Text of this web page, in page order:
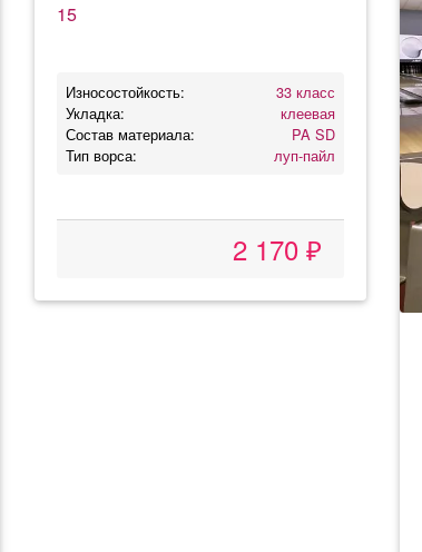
15
Износостойкость:
33 класс
Укладка:
клеевая
Состав материала:
PA SD
Тип ворса:
луп-пайл
2 170 ₽